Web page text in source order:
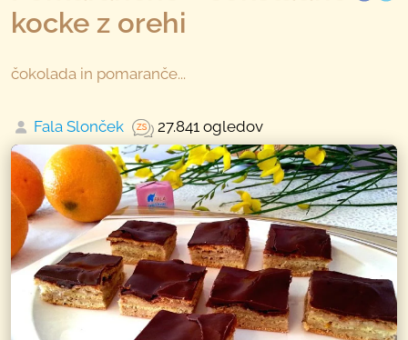
kocke z orehi
čokolada in pomaranče...
Fala Slonček 27.841 ogledov